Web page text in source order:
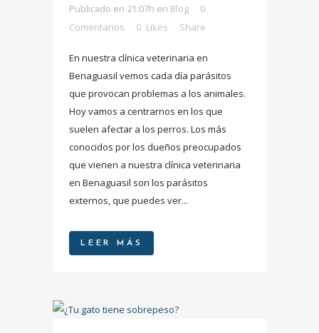
Publicado en 21:07h en Blog
0
Comentarios
0 Likes Share
En nuestra clínica veterinaria en
Benaguasil vemos cada día parásitos
que provocan problemas a los animales.
Hoy vamos a centrarnos en los que
suelen afectar a los perros. Los más
conocidos por los dueños preocupados
que vienen a nuestra clínica veterinaria
en Benaguasil son los parásitos
externos, que puedes ver...
LEER MÁS